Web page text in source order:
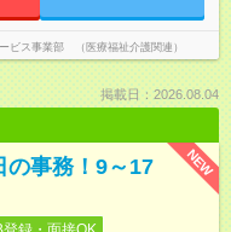
ビス事業部 （医療福祉介護関連）
掲載日：2026.08.04
NEW
の事務！9～17